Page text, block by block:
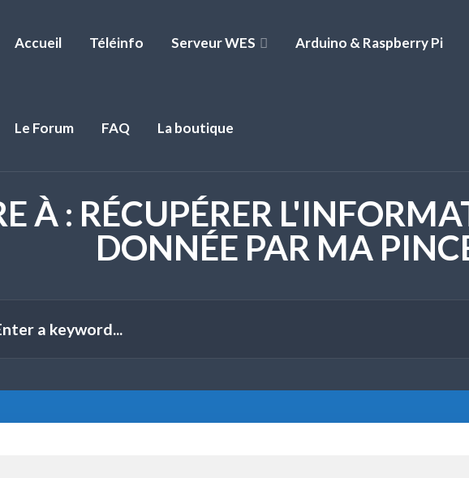
Accueil Téléinfo Serveur WES Arduino & Raspberry Pi
Le Forum FAQ La boutique
À : RÉCUPÉRER
DONNÉE PAR MA